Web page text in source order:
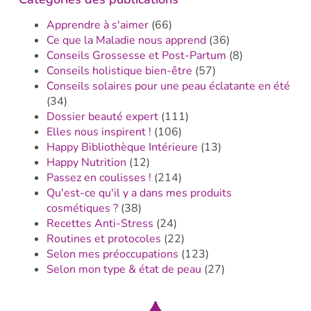
Apprendre à s'aimer(66)
Ce que la Maladie nous apprend(36)
Conseils Grossesse et Post-Partum (8)
Conseils holistique bien-être (57)
Conseils solaires pour une peau éclatante en été
(34)
Dossier beauté expert(111)
Elles nous inspirent ! (106)
Happy Bibliothèque Intérieure (13)
Happy Nutrition (12)
Passez en coulisses ! (214)
Qu'est-ce qu'il y a dans mes produits
cosmétiques ?(38)
Recettes Anti-Stress (24)
Routines et protocoles (22)
Selon mes préoccupations (123)
Selon mon type & état de peau (27)